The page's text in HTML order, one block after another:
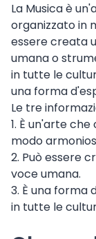
La Musica è
organizzato in
essere creata
umana o
in tutte le
una forma
Le tre
1. È un'arte
modo
2. Può essere
voce umana.
3. È una forma
in tutte le